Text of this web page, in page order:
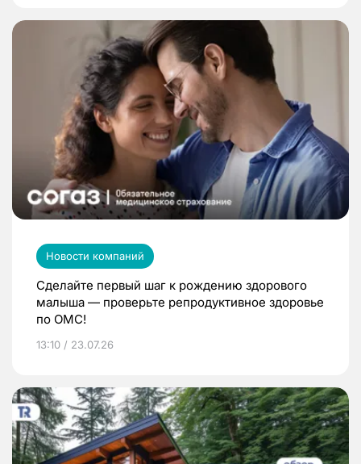
Новости компаний
Сделайте первый шаг к рождению здорового
малыша — проверьте репродуктивное здоровье
по ОМС!
13:10 / 23.07.26